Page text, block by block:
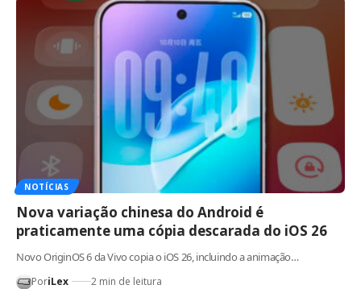
NOTÍCIAS
Nova variação chinesa do Android é
praticamente uma cópia descarada do iOS 26
Novo OriginOS 6 da Vivo copia o iOS 26, incluindo a animação…
PoriLex 2 min de leitura